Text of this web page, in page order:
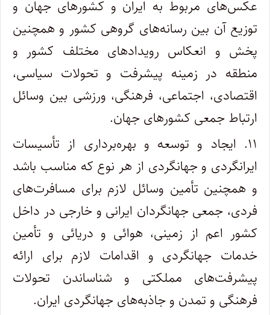
عکس‌های مربوط به ایران و کشورهای جهان و
توزیع آن بین رسانه‌های گروهی کشور و همچنین
پخش‌ و انعکاس رویدادهای مختلف کشور و
منطقه در زمینه پیشرفت و تحولات سیاسی،
اقتصادی، اجتماعی، فرهنگی، ورزشی بین وسائل
ارتباط جمعی کشورهای جهان.
۱۱. ایجاد و توسعه و بهره‌برداری از تأسیسات
ایرانگردی و جهانگردی از هر نوع که مناسب باشد
و همچنین تأمین وسائل لازم برای مسافرت‌های
فردی، جمعی جهانگردان ایرانی و خارجی در داخل
کشور اعم از زمینی، هوائی و دریائی و تأمین
خدمات جهانگردی و اقدامات لازم برای ارائه
پیشرفت‌های مملکتی و شناساندن تحولات
فرهنگی و تمدن و جاذبه‌های جهانگردی ایران.